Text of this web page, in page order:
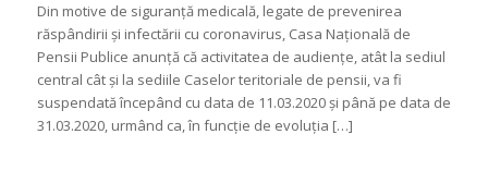
Din motive de siguranță medicală, legate de prevenirea
răspândirii și infectării cu coronavirus, Casa Națională de
Pensii Publice anunță că activitatea de audiențe, atât la sediul
central cât și la sediile Caselor teritoriale de pensii, va fi
suspendată începând cu data de 11.03.2020 și până pe data de
31.03.2020, urmând ca, în funcție de evoluția […]